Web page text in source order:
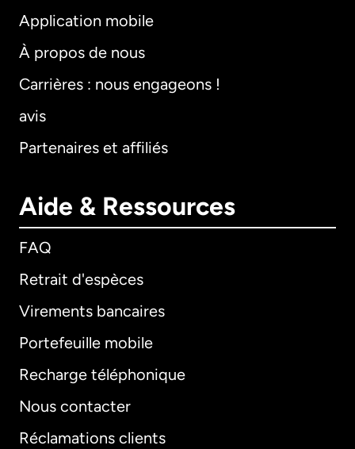
Application mobile
À propos de nous
Carrières : nous engageons !
avis
Partenaires et affiliés
Aide & Ressources
FAQ
Retrait d'espèces
Virements bancaires
Portefeuille mobile
Recharge téléphonique
Nous contacter
Réclamations clients